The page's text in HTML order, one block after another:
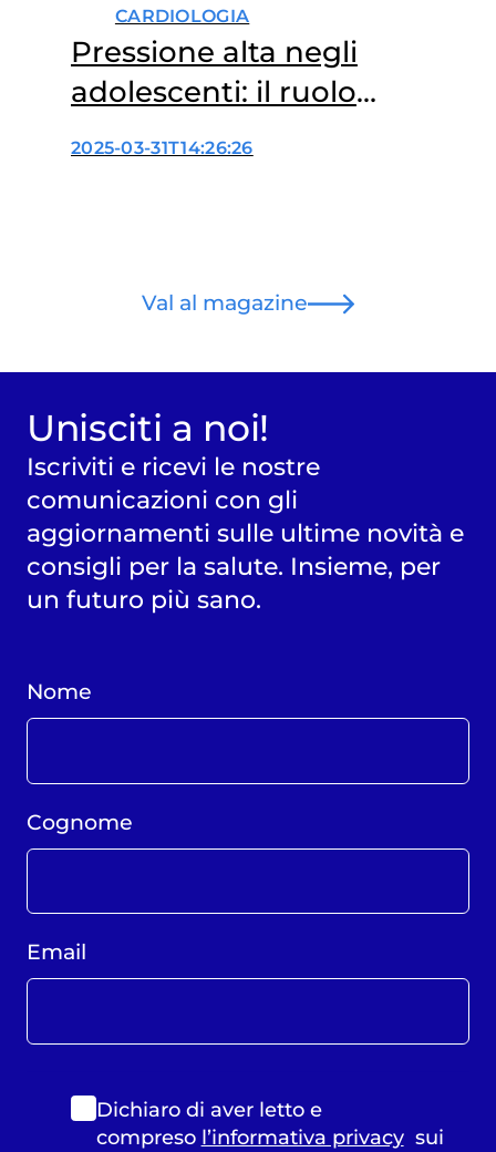
CARDIOLOGIA
Pressione alta negli
adolescenti: il ruolo
dell’insonnia
2025-03-31T14:26:26
Val al magazine
Unisciti a noi!
Iscriviti e ricevi le nostre
comunicazioni con gli
aggiornamenti sulle ultime novità e
consigli per la salute. Insieme, per
un futuro più sano.
Nome
Cognome
Email
Dichiaro di aver letto e
compreso l’informativa privacysui